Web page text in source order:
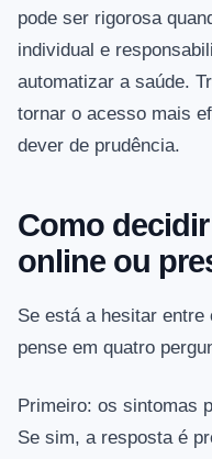
pode ser rigorosa
individual e
automatizar a saúde.
tornar o acesso mais
dever de prudência.
Como
online ou
Se está a hesitar
pense em quatro
Primeiro: os sintomas
Se sim, a resposta é